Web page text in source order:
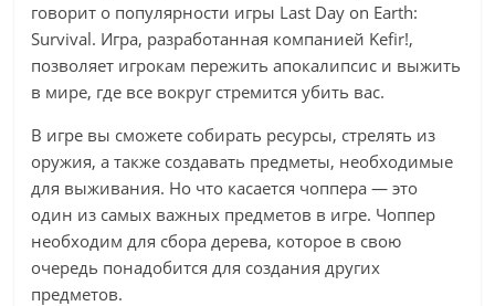
говорит о популярности игры Last Day on Earth:
Survival. Игра, разработанная компанией Kefir!,
позволяет игрокам пережить апокалипсис и выжить
в мире, где все вокруг стремится убить вас.
В игре вы сможете собирать ресурсы, стрелять из
оружия, а также создавать предметы, необходимые
для выживания. Но что касается чоппера — это
один из самых важных предметов в игре. Чоппер
необходим для сбора дерева, которое в свою
очередь понадобится для создания других
предметов.